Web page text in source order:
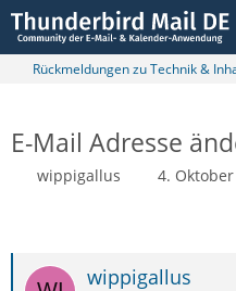
Rückmeldungen zu Technik &
E-Mail Adresse
wippigallus 4.
wippigallus